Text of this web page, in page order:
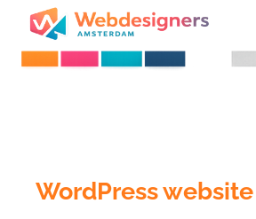
WordPress